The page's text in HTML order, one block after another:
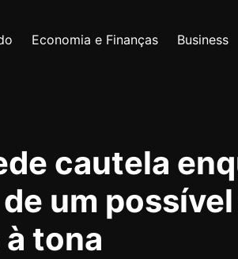
Economia e Finanças Business
cautela
um
à tona